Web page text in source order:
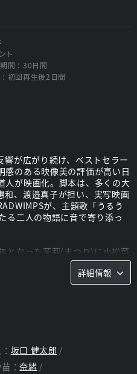
ト
間：30日間
初回再生後2日間
が広がり続け、ベストセラー
感のある映像美の評価が高い日
人が映画化。脚本は、多くの大
和、渡邉真子が担い、実写映画
が、主題歌「うるう
る二人の物語に音で寄り添っ
となった茉莉(まつり)に小松菜
大きく変える和人(かずと)を演
る最旬実力派の二人が、小説の
者の想いを引き継ぎ、「10年」
けがえのない一瞬一瞬を鮮明
な人たちとの日々」の素晴ら
感動作。
詳細情報
坂口 健太郎
：奈緒